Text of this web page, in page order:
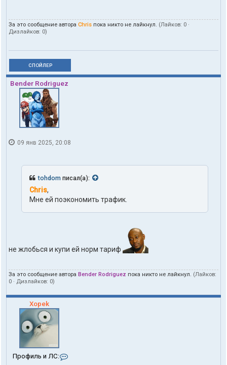
За это сообщение автора Chris пока никто не лайкнул. (Лайков: 0 ·
Дизлайков: 0)
СПОЙЛЕР
Bender Rodriguez
09 янв 2025, 20:08
tohdom писал(а):
Chris,
Мне ей поэкономить трафик.
не жлобься и купи ей норм тариф
За это сообщение автора Bender Rodriguez пока никто не лайкнул. (Лайков:
0 · Дизлайков: 0)
Xopek
Профиль и ЛС: